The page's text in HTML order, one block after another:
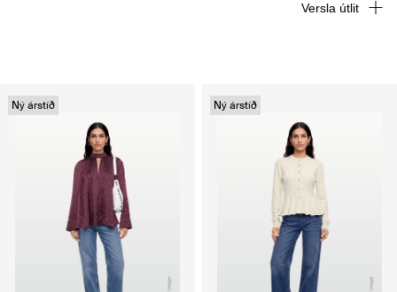
Ný árstíð Ný árstíð
Versla útlit